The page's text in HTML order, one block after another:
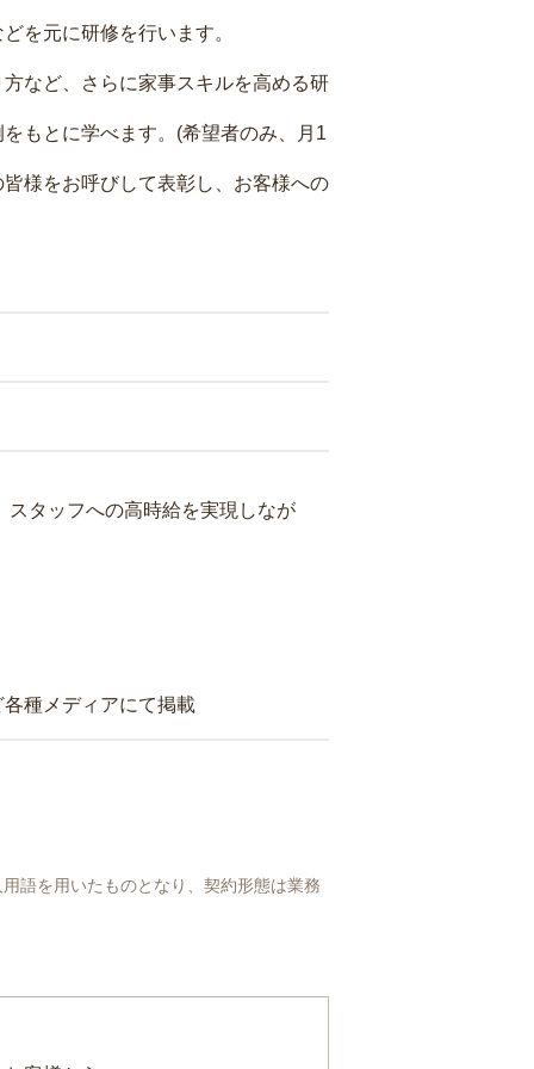
を元に研修を行います。
など、さらに家事スキルを高める研
もとに学べます。(希望者のみ、月1
様をお呼びして表彰し、お客様への
タッフへの高時給を実現しなが
種メディアにて掲載
語を用いたものとなり、契約形態は業務